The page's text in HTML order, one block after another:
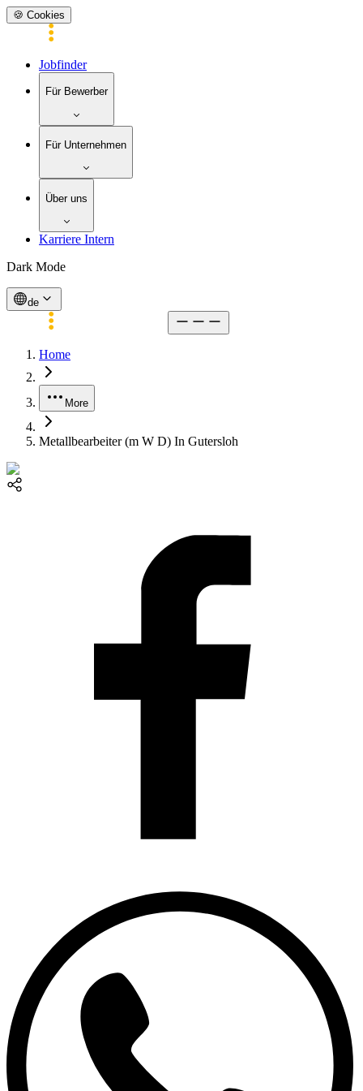
🍪 Cookies
Jobfinder
Für Bewerber
Für Unternehmen
Über uns
Karriere Intern
Dark Mode
de
Home
More
Metallbearbeiter (m W D) In Gutersloh